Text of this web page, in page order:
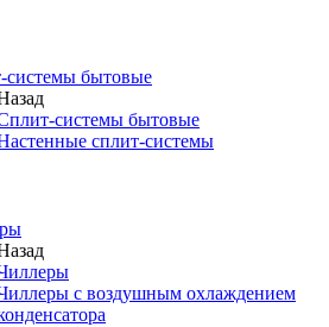
системы бытовые
системы бытовые
сплит-системы
с воздушным охлаждением